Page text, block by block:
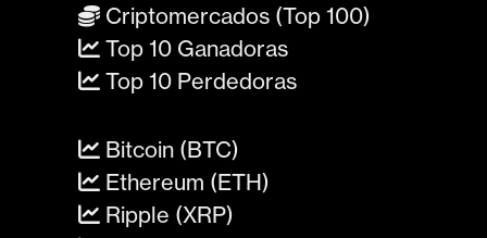
Criptomercados (Top 100)
Top 10 Ganadoras
Top 10 Perdedoras
Bitcoin (BTC)
Ethereum (ETH)
Ripple (XRP)